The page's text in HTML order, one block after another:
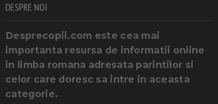
DESPRE NOI
Desprecopii.com este cea mai
importanta resursa de informatii online
in limba romana adresata parintilor si
celor care doresc sa intre in aceasta
categorie.